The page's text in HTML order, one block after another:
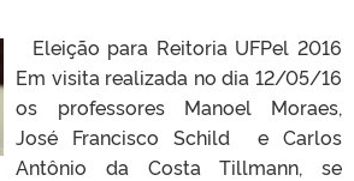
Eleição para Reitoria UFPel 2016
Em visita realizada no dia 12/05/16
os professores Manoel Moraes,
José Francisco Schild e Carlos
Antônio da Costa Tillmann, se